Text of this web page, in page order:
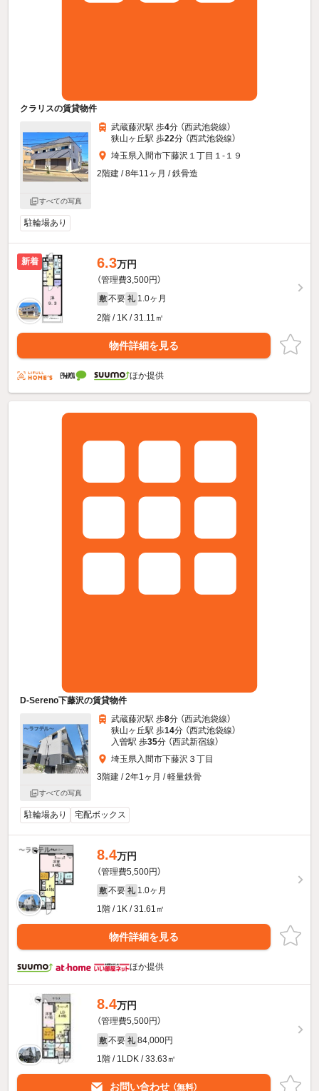
クラリスの賃貸物件
すべての写真
武蔵藤沢駅 歩4分 （西武池袋線）
狭山ヶ丘駅 歩22分 （西武池袋線）
埼玉県入間市下藤沢１丁目１-１９
2階建 / 8年11ヶ月 / 鉄骨造
駐輪場あり
新着 6.3万円
（管理費3,500円）
敷 不要 礼 1.0ヶ月
2階 / 1K / 31.11㎡
物件詳細を見る
ほか提供
D-Sereno下藤沢の賃貸物件
すべての写真
武蔵藤沢駅 歩8分 （西武池袋線）
狭山ヶ丘駅 歩14分 （西武池袋線）
入曽駅 歩35分 （西武新宿線）
埼玉県入間市下藤沢３丁目
3階建 / 2年1ヶ月 / 軽量鉄骨
駐輪場あり 宅配ボックス
8.4万円
（管理費5,500円）
敷 不要 礼 1.0ヶ月
1階 / 1K / 31.61㎡
物件詳細を見る
ほか提供
8.4万円
（管理費5,500円）
敷 不要 礼 84,000円
1階 / 1LDK / 33.63㎡
お問い合わせ （無料）